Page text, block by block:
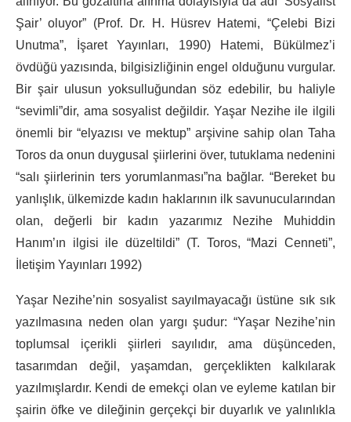
Şair’ oluyor” (Prof. Dr. H. Hüsrev Hatemi, “Çelebi Bizi
Unutma”, İşaret Yayınları, 1990) Hatemi, Bükülmez’i
övdüğü yazısında, bilgisizliğinin engel olduğunu vurgular.
Bir şair ulusun yoksulluğundan söz edebilir, bu haliyle
“sevimli”dir, ama sosyalist değildir. Yaşar Nezihe ile ilgili
önemli bir “elyazısı ve mektup” arşivine sahip olan Taha
Toros da onun duygusal şiirlerini över, tutuklama nedenini
“salı şiirlerinin ters yorumlanması”na bağlar. “Bereket bu
yanlışlık, ülkemizde kadın haklarının ilk savunucularından
olan, değerli bir kadın yazarımız Nezihe Muhiddin
Hanım’ın ilgisi ile düzeltildi” (T. Toros, “Mazi Cenneti”,
İletişim Yayınları 1992)
Yaşar Nezihe’nin sosyalist sayılmayacağı üstüne sık sık
yazılmasına neden olan yargı şudur: “Yaşar Nezihe’nin
toplumsal içerikli şiirleri sayılıdır, ama düşünceden,
tasarımdan değil, yaşamdan, gerçeklikten kalkılarak
yazılmışlardır. Kendi de emekçi olan ve eyleme katılan bir
şairin öfke ve dileğinin gerçekçi bir duyarlık ve yalınlıkla